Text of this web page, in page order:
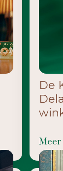
De
Meer